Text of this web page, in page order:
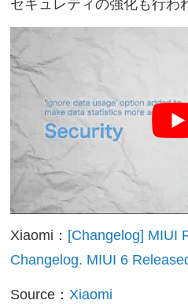
セキュレティの強化も行わ
Xiaomi： [Changelog] MIUI
Changelog. MIUI 6
Source：Xiaomi